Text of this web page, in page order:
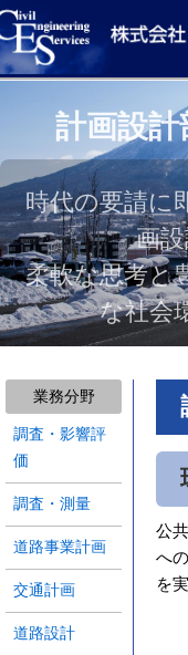
時代の要請に
画
柔軟な思考と
な社会
計画設計
業務分野
調査・影響評
価
調査・測量
道路事業計画
交通計画
道路設計
公
へ
を